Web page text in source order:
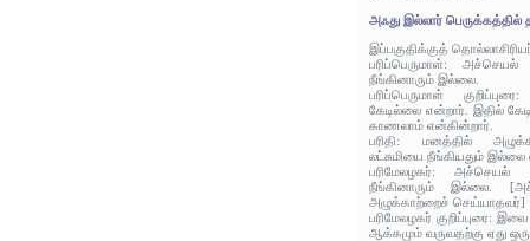
அஃது இல்லார் பெருக்கத்தில்
இப்பகுதிக்குத்
பரிப்பெருமாள்:
நீங்கினாரும் இல்லை.
பரிப்பெருமாள்
கேடில்லை என்றார். இதில்
காணலாம் என்கின்றார்.
பரிதி: மனத்தில்
லட்சுமியை நீங்கியதும் இல்லை
பரிமேலழகர்: அச்செயல்
நீங்கினாரும் இல்லை.
அழுக்காற்றைச் செய்யாதவர்]
பரிமேலழகர் குறிப்புரை:
ஆக்கமும் வருவதற்கு ஏது